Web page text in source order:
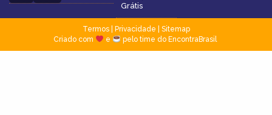
Grátis
Termos| Privacidade
Sitemap
Criado com
e pelo time do EncontraBrasil